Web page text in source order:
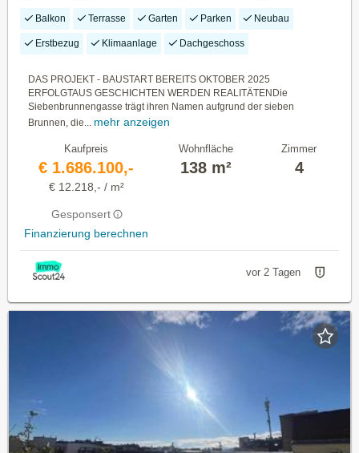
Wien
Balkon Terrasse Garten Parken Neubau
Erstbezug Klimaanlage Dachgeschoss
DAS PROJEKT - BAUSTART BEREITS OKTOBER 2025
ERFOLGTAUS GESCHICHTEN WERDEN REALITÄTENDie
Siebenbrunnengasse trägt ihren Namen aufgrund der sieben
Brunnen, die... mehr anzeigen
Kaufpreis
€ 1.686.100,-
€ 12.218,- / m²
Gesponsert
Finanzierung berechnen
Wohnfläche
138 m²
Zimmer
4
vor 2 Tagen